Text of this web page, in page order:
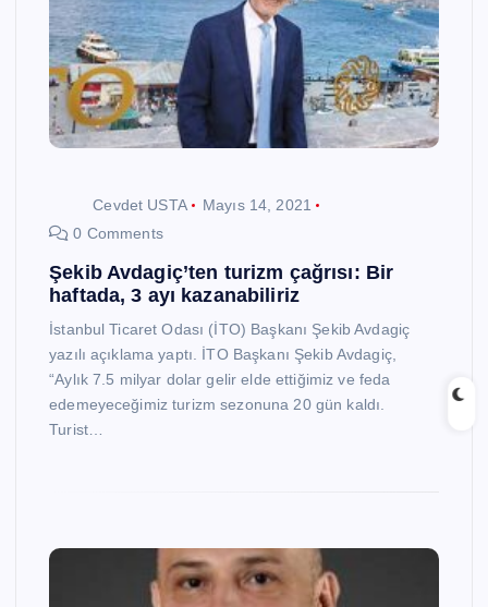
Cevdet USTA
Mayıs 14, 2021
0 Comments
Şekib Avdagiç’ten turizm çağrısı: Bir
haftada, 3 ayı kazanabiliriz
İstanbul Ticaret Odası (İTO) Başkanı Şekib Avdagiç
yazılı açıklama yaptı. İTO Başkanı Şekib Avdagiç,
“Aylık 7.5 milyar dolar gelir elde ettiğimiz ve feda
edemeyeceğimiz turizm sezonuna 20 gün kaldı.
Turist…